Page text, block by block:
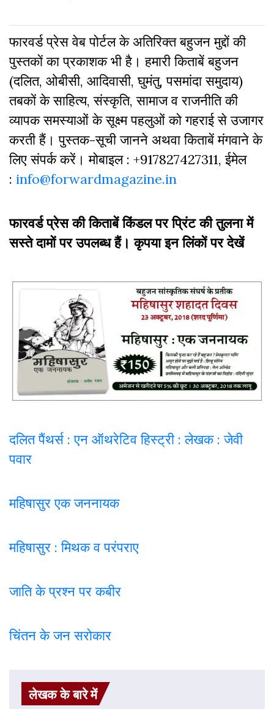
फारवर्ड प्रेस वेब पोर्टल के अतिरिक्‍त बहुजन मुद्दों की
पुस्‍तकों का प्रकाशक भी है। हमारी किताबें बहुजन
(दलित, ओबीसी, आदिवासी, घुमंतु, पसमांदा समुदाय)
तबकों के साहित्‍य, संस्कृति, सामाज व राजनीति की
व्‍यापक समस्‍याओं के सूक्ष्म पहलुओं को गहराई से उजागर
करती हैं। पुस्तक-सूची जानने अथवा किताबें मंगवाने के
लिए संपर्क करें। मोबाइल : +917827427311, ईमेल
: info@forwardmagazine.in
फारवर्ड प्रेस की किताबें किंडल पर प्रिंट की तुलना में
सस्ते दामों पर उपलब्ध हैं। कृपया इन लिंकों पर देखें
दलित पैंथर्स : एन ऑथरेटिव हिस्ट्री : लेखक : जेवी
पवार
महिषासुर एक जननायक
महिषासुर : मिथक व परंपराए
जाति के प्रश्न पर कबीर
चिंतन के जन सरोकार
लेखक के बारे में